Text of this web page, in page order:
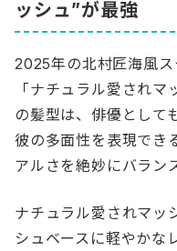
ッシュ”が最強
2025年の北村匠海風
「ナチュラル愛され
の髪型は、俳優として
彼の多面性を表現でき
アルさを絶妙にバラン
ナチュラル愛されマッ
シュベースに軽やかな